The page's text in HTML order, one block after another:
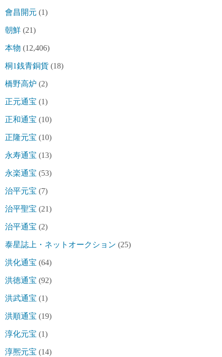
會昌開元 (1)
朝鮮 (21)
本物 (12,406)
桐1銭青銅貨 (18)
橋野高炉 (2)
正元通宝 (1)
正和通宝 (10)
正隆元宝 (10)
永寿通宝 (13)
永楽通宝 (53)
治平元宝 (7)
治平聖宝 (21)
治平通宝 (2)
泰星誌上・ネットオークション (25)
洪化通宝 (64)
洪徳通宝 (92)
洪武通宝 (1)
洪順通宝 (19)
淳化元宝 (1)
淳熈元宝 (14)